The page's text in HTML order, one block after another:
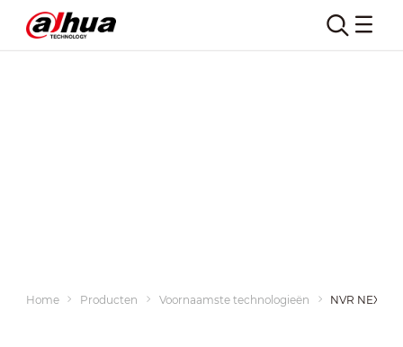
Home Producten Voornaamste technologieën NVR NEXT